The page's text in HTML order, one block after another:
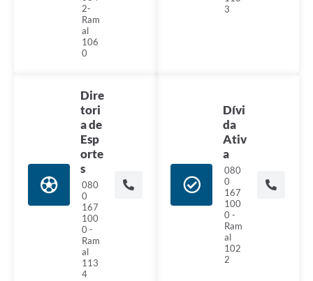
2-
Ram
al
106
0
3
Dire
tori
a de
Esp
orte
s
080
0
167
100
0 -
Ram
al
113
4
Dívi
da
Ativ
a
080
0
167
100
0 -
Ram
al
102
2